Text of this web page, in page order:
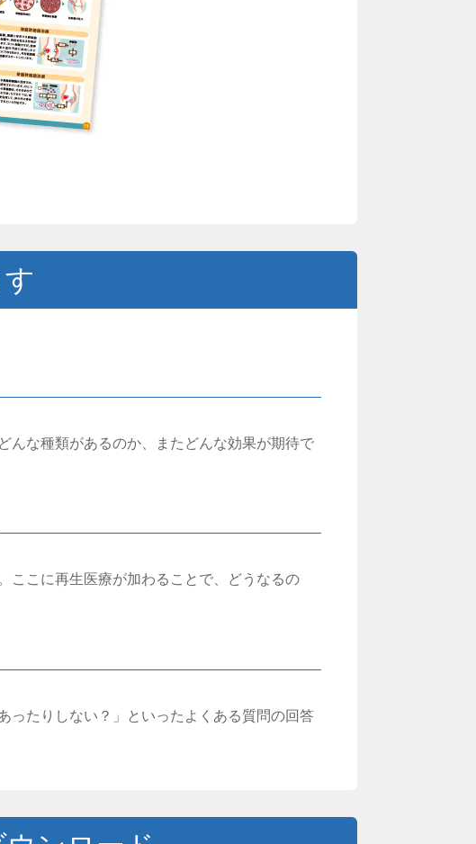
んな種類があるのか、またどんな効果が期待で
ここに再生医療が加わることで、どうなるの
ったりしない？」といったよくある質問の回答